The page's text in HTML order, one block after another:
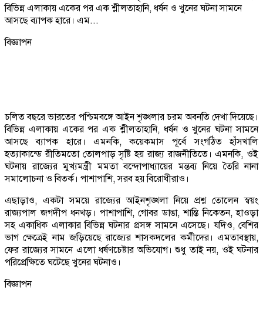
বিভিন্ন এলাকায় একের পর এক শ্লীলতাহানি, ধর্ষন ও খুনের ঘটনা সামনে
আসছে ব‍্যাপক হারে। এম...
বিজ্ঞাপন
চলিত বছরে ভারতের পশ্চিমবঙ্গে আইন শৃঙ্খলার চরম অবনতি দেখা দিয়েছে।
বিভিন্ন এলাকায় একের পর এক শ্লীলতাহানি, ধর্ষন ও খুনের ঘটনা সামনে
আসছে ব‍্যাপক হারে। এমনকি, কয়েকমাস পূর্বে সংগঠিত হাঁসখালি
হত‍্যাকান্ডে রীতিমতো তোলপাড় সৃষ্টি হয় রাজ‍্য রাজনীতিতে। এমনকি, ওই
ঘটনায় রাজ‍্যের মুখ‍্যমন্ত্রী মমতা বন্দোপাধ‍্যায়ের মন্তব‍্য নিয়ে তৈরি নানা
সমালোচনা ও বিতর্ক। পাশাপাশি, সরব হয় বিরোধীরাও।
এছাড়াও, একটা সময়ে রাজ‍্যের আইনশৃঙ্খলা নিয়ে প্রশ্ন তোলেন স্বয়ং
রাজ‍্যপাল জগদীপ ধনখড়। পাশাপাশি, গোবর ডাঙা, শান্তি নিকেতন, হাওড়া
সহ একাধিক এলাকার বিভিন্ন ঘটনার প্রসঙ্গ সামনে এসেছে। যদিও, বেশির
ভাগ ক্ষেত্রেই নাম জড়িয়েছে রাজ‍্যের শাসকদলের কর্মীদের। এমতাবস্থায়,
ফের রাজ‍্যের সামনে এলো ধর্ষণচেষ্টার অভিযোগ। শুধু তাই নয়, ওই ঘটনার
পরিপ্রেক্ষিতে ঘটেছে খুনের ঘটনাও।
বিজ্ঞাপন